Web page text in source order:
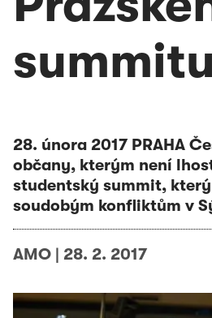
summitu
28. února 2017 PRAHA
občany, kterým není
studentský summit,
soudobým konfliktům v
AMO | 28. 2. 2017